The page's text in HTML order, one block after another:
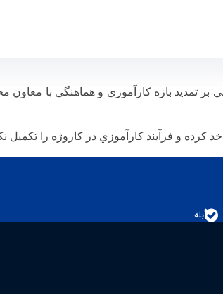
تمديد بازه كارآموزي و هماهنگي با معاون
كرده و فرآيند كارآموزي در كاروژه را تكميل
بله